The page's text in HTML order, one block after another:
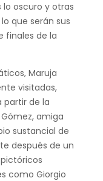
oscuro y otras
que serán sus
finales de la
Maruja
visitadas,
partir de la
amiga
sustancial de
después de un
como Giorgio